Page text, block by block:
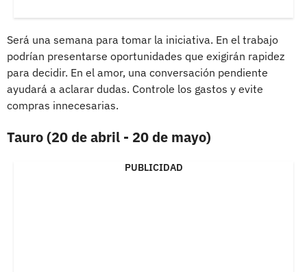
Será una semana para tomar la iniciativa. En el trabajo
podrían presentarse oportunidades que exigirán rapidez
para decidir. En el amor, una conversación pendiente
ayudará a aclarar dudas. Controle los gastos y evite
compras innecesarias.
Tauro (20 de abril - 20 de mayo)
PUBLICIDAD